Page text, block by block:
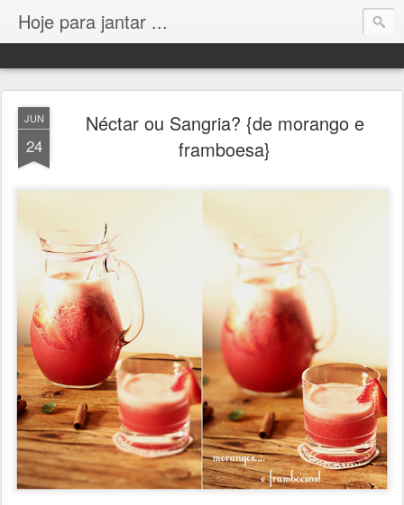
Hoje para jantar ...
JUN
24
Néctar ou Sangria? {de morango e
framboesa}